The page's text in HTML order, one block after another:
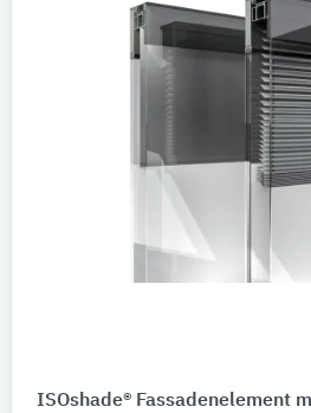
ISOshade® Fassadenelement